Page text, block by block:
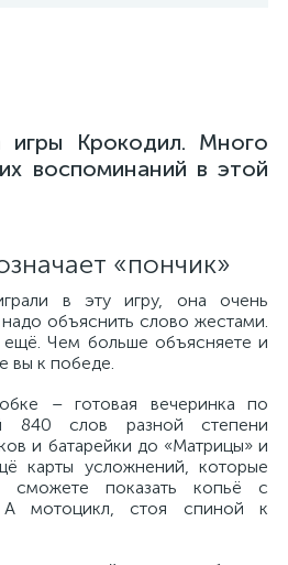
игры Крокодил. Много
воспоминаний в этой
«пончик»
в эту игру, она очень
объяснить слово жестами.
Чем больше объясняете и
вы к победе.
– готовая вечеринка по
840 слов разной степени
и батарейки до «Матрицы» и
карты усложнений, которые
сможете показать копьё с
А мотоцикл, стоя спиной к